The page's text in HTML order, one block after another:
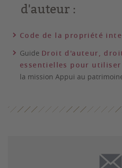
d'auteur :
Code de la propriété
Guide Droit d'auteur,
essentielles pour
la mission Appui au